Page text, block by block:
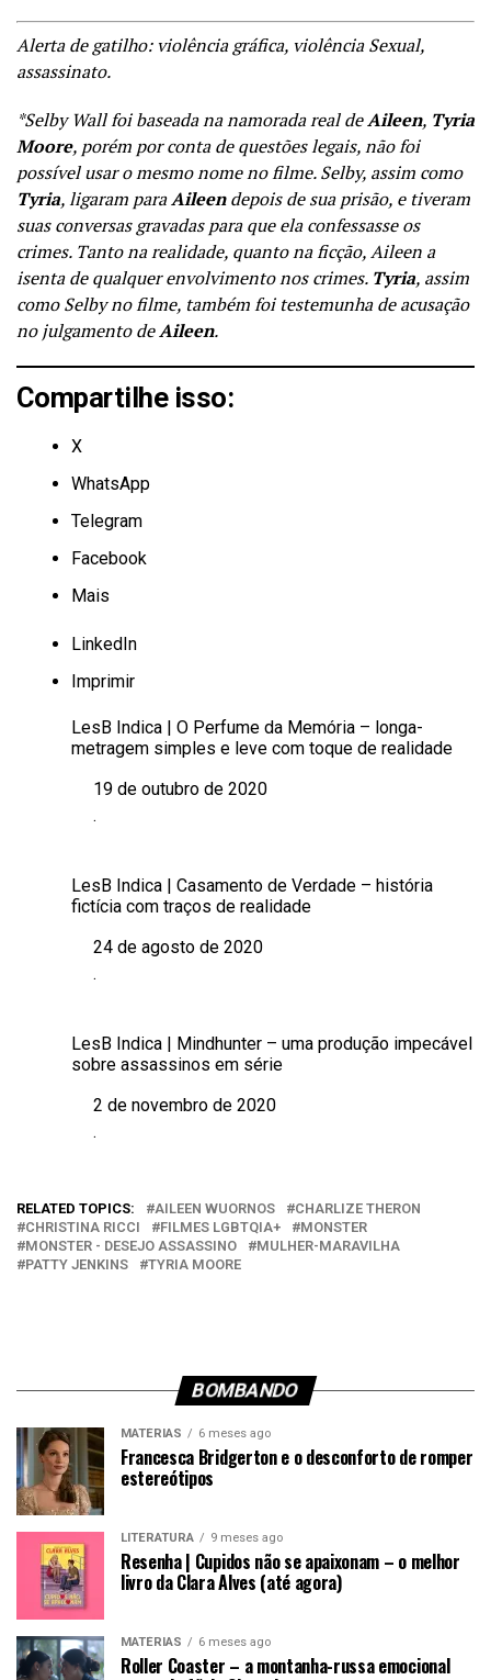
Alerta de gatilho: violência gráfica, violência Sexual,
assassinato.
*Selby Wall foi baseada na namorada real deAileen, Tyria
Moore, porém por conta de questões legais, não foi
possível usar o mesmo nome no filme. Selby, assim como
Tyria, ligaram paraAileendepois de sua prisão, e tiveram
suas conversas gravadas para que ela confessasse os
crimes. Tanto na realidade, quanto na ficção, Aileen a
isenta de qualquer envolvimento nos crimes. Tyria, assim
como Selby no filme, também foi testemunha de acusação
no julgamento deAileen.
Compartilhe isso:
X
WhatsApp
Telegram
Facebook
Mais
LinkedIn
Imprimir
LesB Indica | O Perfume da Memória – longa-
metragem simples e leve com toque de realidade
Data19 de outubro de 2020
Em relação a
.
LesB Indica | Casamento de Verdade – história
fictícia com traços de realidade
Data
24 de agosto de 2020
Em relação a
.
LesB Indica | Mindhunter – uma produção impecável
sobre assassinos em série
Data
2 de novembro de 2020
Em relação a
.
RELATED TOPICS: AILEEN WUORNOS
CHARLIZE THERON
CHRISTINA RICCI
FILMES LGBTQIA+
MONSTER
MONSTER - DESEJO ASSASSINO
MULHER-MARAVILHA
PATTY JENKINS
TYRIA MOORE
BOMBANDO
MATÉRIAS 6 meses ago
Francesca Bridgerton e o desconforto de romper
estereótipos
LITERATURA 9 meses ago
Resenha | Cupidos não se apaixonam – o melhor
livro da Clara Alves (até agora)
MATÉRIAS 6 meses ago
Roller Coaster – a montanha-russa emocional